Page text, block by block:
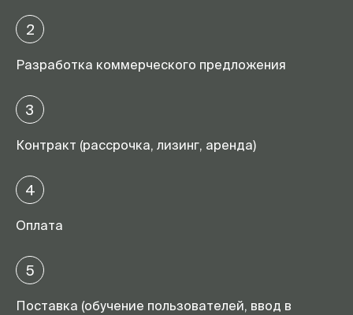
2
Разработка коммерческого предложения
3
Контракт (рассрочка, лизинг, аренда)
4
Оплата
5
Поставка (обучение пользователей, ввод в